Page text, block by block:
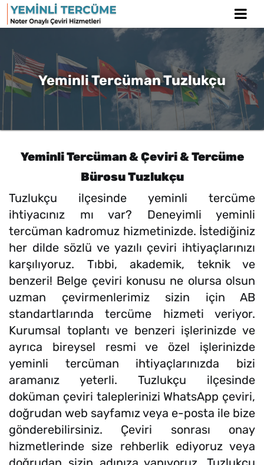
Yeminli Tercüman Tuzlukçu
Yeminli Tercüman & Çeviri & Tercüme
Bürosu Tuzlukçu
Tuzlukçu ilçesinde yeminli tercüme
ihtiyacınız mı var? Deneyimli yeminli
tercüman kadromuz hizmetinizde. İstediğiniz
her dilde sözlü ve yazılı çeviri ihtiyaçlarınızı
karşılıyoruz. Tıbbi, akademik, teknik ve
benzeri! Belge çeviri konusu ne olursa olsun
uzman çevirmenlerimiz sizin için AB
standartlarında tercüme hizmeti veriyor.
Kurumsal toplantı ve benzeri işlerinizde ve
ayrıca bireysel resmi ve özel işlerinizde
yeminli tercüman ihtiyaçlarınızda bizi
aramanız yeterli. Tuzlukçu ilçesinde
doküman çeviri taleplerinizi WhatsApp çeviri,
doğrudan web sayfamız veya e-posta ile bize
gönderebilirsiniz. Çeviri sonrası onay
hizmetlerinde size rehberlik ediyoruz veya